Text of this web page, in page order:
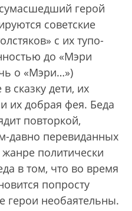
герой
советские
с их тупо-
до «Мэри
о «Мэри…»)
сказку дети, их
их добрая фея. Беда
повторкой,
давно перевиданных
политически
в том, что во время
попросту
герои необаятельны.